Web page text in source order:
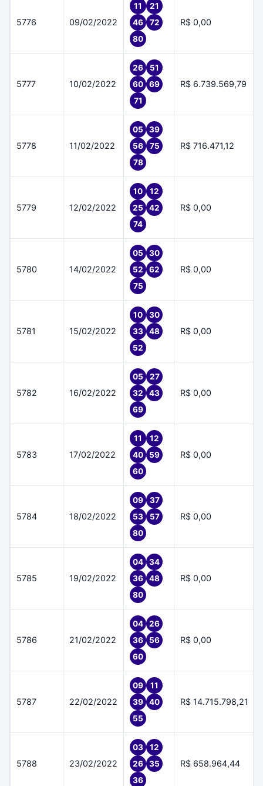
5776 09/02/2022
11
21
46
72
80
R$ 0,00
5777 10/02/2022
26
51
60
69
71
R$ 6.739.569,79
5778 11/02/2022
05
39
56
75
78
R$ 716.471,12
5779 12/02/2022
10
12
25
42
74
R$ 0,00
5780 14/02/2022
05
30
52
62
75
R$ 0,00
5781 15/02/2022
10
30
33
48
52
R$ 0,00
5782 16/02/2022
05
27
32
43
69
R$ 0,00
5783 17/02/2022
11
12
40
59
60
R$ 0,00
5784 18/02/2022
09
37
53
57
80
R$ 0,00
5785 19/02/2022
04
34
36
48
80
R$ 0,00
5786 21/02/2022
04
26
36
56
60
R$ 0,00
5787 22/02/2022
09
11
39
40
55
R$ 14.715.798,21
5788 23/02/2022
03
12
26
35
36
R$ 658.964,44